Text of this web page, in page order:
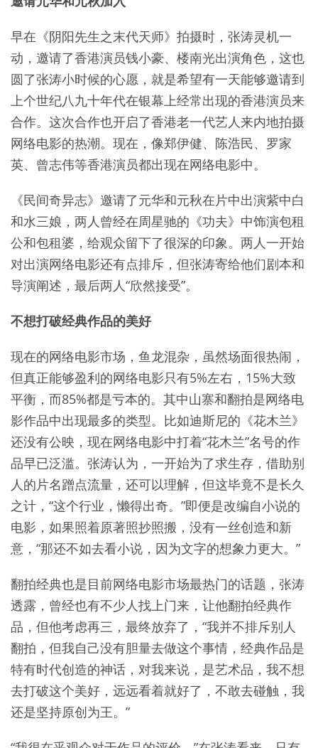
早在《阴阳先生之末代天师》拍摄时，张涛灵机一
动，邀请了香港演员钱小豪、楼南光出演角色，这也
圆了张涛小时候的心愿，就是希望有一天能够邀请到
上个世纪八九十年代在银幕上经常出现的香港演员来
合作。这次合作也开启了香港老一代艺人来内地拍摄
网络电影的热潮。现在，像郑伊健、陈浩民、罗家
英、曾志伟等香港演员都出现在网络电影中。
《民间奇异志》邀请了元华和元秋在片中出演紫中白
和水三娘，两人曾经在周星驰的《功夫》中饰演包租
公和包租婆，给观众留下了很深的印象。两人一开始
对出演网络电影还有点排斥，但张涛寄给他们剧本和
导演阐述，最后两人“欣然接受”。
不想打破经典作品的美好
现在的网络电影市场，鱼龙混杂，虽然场面很热闹，
但真正能够盈利的网络电影只有5%左右，15%大致
平衡，而85%都是亏本的。其中山寨和翻拍是网络电
影作品中出现最多的类型。比如迪斯尼的《花木兰》
还没有公映，现在网络电影中打着“花木兰”名号的作
品早已泛滥。张涛认为，一开始为了求生存，借助别
人的片名蹭点流量，还可以理解，但这毕竟不是长久
之计，“这个行业，懒得出奇。”即便是改编自小说的
电影，如果照着原著照抄照搬，没有一丝创造和新
意，“那还不如去看小说，因为文字的想象力更大。”
翻拍经典也是目前网络电影市场最热门的话题，张涛
透露，曾经也有不少人找上门来，让他翻拍经典作
品，但他考虑再三，最终放弃了，“我并不排斥别人
翻拍，但我自己没有胆量去做这个事情，经典作品是
特有时代创造的神话，对我来说，是艺术品，我不想
去打破这个美好，远远看着就好了，不敢去碰触，我
还是坚持原创为王。”